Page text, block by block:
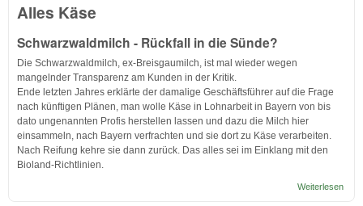
Alles Käse
Schwarzwaldmilch - Rückfall in die Sünde?
Die Schwarzwaldmilch, ex-Breisgaumilch, ist mal wieder wegen
mangelnder Transparenz am Kunden in der Kritik.
Ende letzten Jahres erklärte der damalige Geschäftsführer auf die Frage
nach künftigen Plänen, man wolle Käse in Lohnarbeit in Bayern von bis
dato ungenannten Profis herstellen lassen und dazu die Milch hier
einsammeln, nach Bayern verfrachten und sie dort zu Käse verarbeiten.
Nach Reifung kehre sie dann zurück. Das alles sei im Einklang mit den
Bioland-Richtlinien.
Weiterlesen